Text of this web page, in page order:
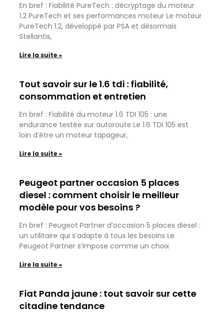
En bref : Fiabilité PureTech : décryptage du moteur
1.2 PureTech et ses performances moteur Le moteur
PureTech 1.2, développé par PSA et désormais
Stellantis,
Lire la suite »
Tout savoir sur le 1.6 tdi : fiabilité,
consommation et entretien
En bref : Fiabilité du moteur 1.6 TDI 105 : une
endurance testée sur autoroute Le 1.6 TDI 105 est
loin d’être un moteur tapageur,
Lire la suite »
Peugeot partner occasion 5 places
diesel : comment choisir le meilleur
modèle pour vos besoins ?
En bref : Peugeot Partner d’occasion 5 places diesel :
un utilitaire qui s’adapte à tous les besoins Le
Peugeot Partner s’impose comme un choix
Lire la suite »
Fiat Panda jaune : tout savoir sur cette
citadine tendance